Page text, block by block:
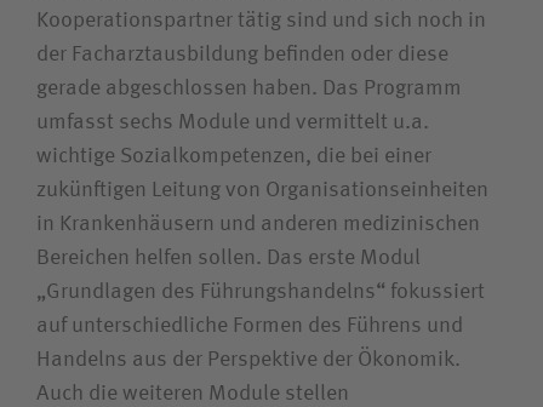
Kooperationspartner tätig sind und sich noch in
der Facharztausbildung befinden oder diese
gerade abgeschlossen haben. Das Programm
umfasst sechs Module und vermittelt u.a.
wichtige Sozialkompetenzen, die bei einer
zukünftigen Leitung von Organisationseinheiten
in Krankenhäusern und anderen medizinischen
Bereichen helfen sollen. Das erste Modul
„Grundlagen des Führungshandelns“ fokussiert
auf unterschiedliche Formen des Führens und
Handelns aus der Perspektive der Ökonomik.
Auch die weiteren Module stellen